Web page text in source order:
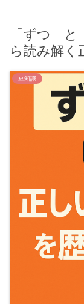
「ずつ」
ら読み解く
豆知識